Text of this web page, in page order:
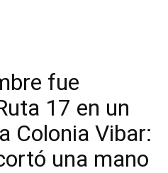
fue
17 en un
Colonia Vibar:
una mano